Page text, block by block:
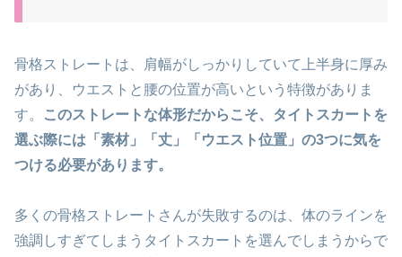
骨格ストレートは、肩幅がしっかりしていて上半身に厚み
があり、ウエストと腰の位置が高いという特徴がありま
す。
このストレートな体形だからこそ、タイトスカートを
選ぶ際には「素材」「丈」「ウエスト位置」の3つに気を
つける必要があります。
多くの骨格ストレートさんが失敗するのは、体のラインを
強調しすぎてしまうタイトスカートを選んでしまうからで